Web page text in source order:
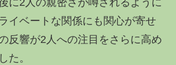
に2人の親密さが噂されるように
イベートな関係にも関心が寄せ
反響が2人への注目をさらに高め
た。